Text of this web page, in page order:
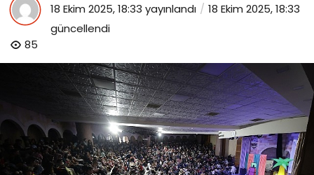
18 Ekim 2025, 18:33 yayınlandı
18 Ekim 2025, 18:33
güncellendi
85